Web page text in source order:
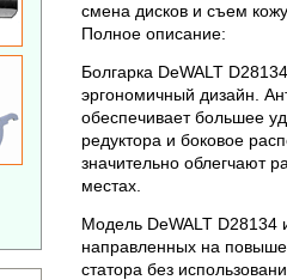
смена дисков и съем
Полное описание:
Болгарка DeWALT
эргономичный дизайн.
обеспечивает большее
редуктора и боковое
значительно облегчают
местах.
Модель DeWALT D28134
направленных на
статора без